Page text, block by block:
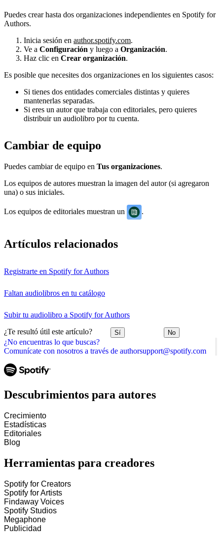
¿No encuentras lo que buscas?
Comunícate con nosotros a través de authorsupport@spotify.com
Puedes crear hasta dos organizaciones independientes en Spotify for
Authors.
Inicia sesión en author.spotify.com.
Ve a Configuración y luego a Organización.
Haz clic en Crear organización.
Es posible que necesites dos organizaciones en los siguientes casos:
Si tienes dos entidades comerciales distintas y quieres
mantenerlas separadas.
Si eres un autor que trabaja con editoriales, pero quieres
distribuir un audiolibro por tu cuenta.
Cambiar de equipo
Puedes cambiar de equipo en Tus organizaciones.
Los equipos de autores muestran la imagen del autor (si agregaron
una) o sus iniciales.
Los equipos de editoriales muestran un
Artículos relacionados
Registrarte en Spotify for Authors
Faltan audiolibros en tu catálogo
Subir tu audiolibro a Spotify for Authors
¿Te resultó útil este artículo? Sí No
Descubrimientos para autores
Crecimiento
Estadísticas
Editoriales
Blog
Herramientas para creadores
Spotify for Creators
Spotify for Artists
Findaway Voices
Spotify Studios
Megaphone
Publicidad